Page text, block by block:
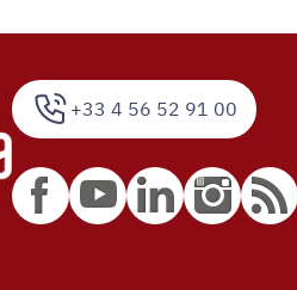
+33 4 56 52 91 00